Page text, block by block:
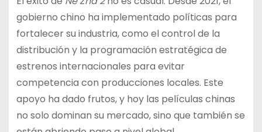
gobierno chino ha implementado políticas para
fortalecer su industria, como el control de la
distribución y la programación estratégica de
estrenos internacionales para evitar
competencia con producciones locales. Este
apoyo ha dado frutos, y hoy las películas chinas
no solo dominan su mercado, sino que también se